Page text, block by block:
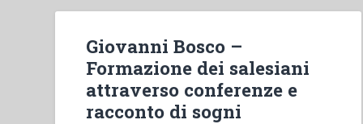
Giovanni Bosco –
Formazione dei salesiani
attraverso conferenze e
racconto di sogni